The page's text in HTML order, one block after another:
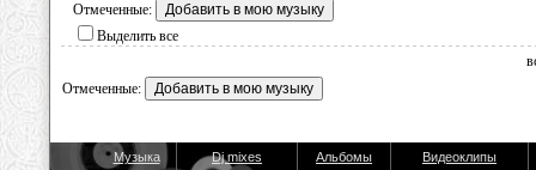
Отмеченные:
Выделить все
Отмеченные:
Музыка Dj mixes Альбомы
Видеоклипы